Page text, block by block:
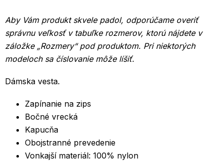
Aby Vám produkt skvele padol, odporúčame overiť
správnu veľkosť v tabuľke rozmerov, ktorú nájdete v
záložke „Rozmery“ pod produktom. Pri niektorých
modeloch sa číslovanie môže líšiť.
Dámska vesta.
Zapínanie na zips
Bočné vrecká
Kapucňa
Obojstranné prevedenie
Vonkajší materiál: 100% nylon